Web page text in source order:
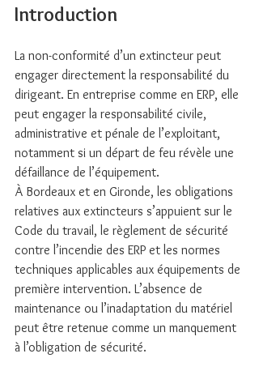
Introduction
La non-conformité d’un extincteur peut
engager directement la responsabilité du
dirigeant. En entreprise comme en ERP, elle
peut engager la responsabilité civile,
administrative et pénale de l’exploitant,
notamment si un départ de feu révèle une
défaillance de l’équipement.
À Bordeaux et en Gironde, les obligations
relatives aux extincteurs s’appuient sur le
Code du travail, le règlement de sécurité
contre l’incendie des ERP et les normes
techniques applicables aux équipements de
première intervention. L’absence de
maintenance ou l’inadaptation du matériel
peut être retenue comme un manquement
à l’obligation de sécurité.